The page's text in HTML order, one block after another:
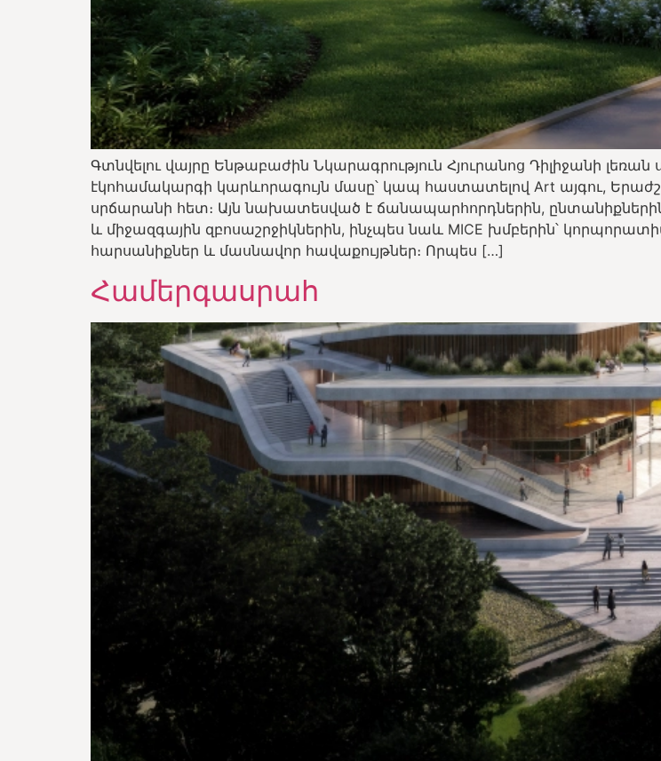
Գտնվելու վայրը Ենթաբաժին Նկարագրություն Հյուրանոց Դիլիջանի
էկոհամակարգի կարևորագույն մասը՝ կապ հաստատելով Art այգու,
սրճարանի հետ։ Այն նախատեսված է ճանապարհորդներին,
և միջազգային զբոսաշրջիկներին, ինչպես նաև MICE խմբերին՝
հարսանիքներ և մասնավոր հավաքույթներ։ Որպես […]
Համերգասրահ